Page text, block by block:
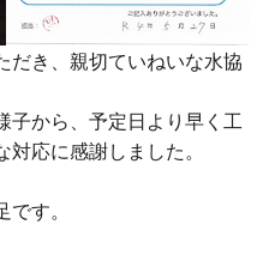
だき、親切ていねいな水協
子から、予定日より早く工
応に感謝しました。
す。